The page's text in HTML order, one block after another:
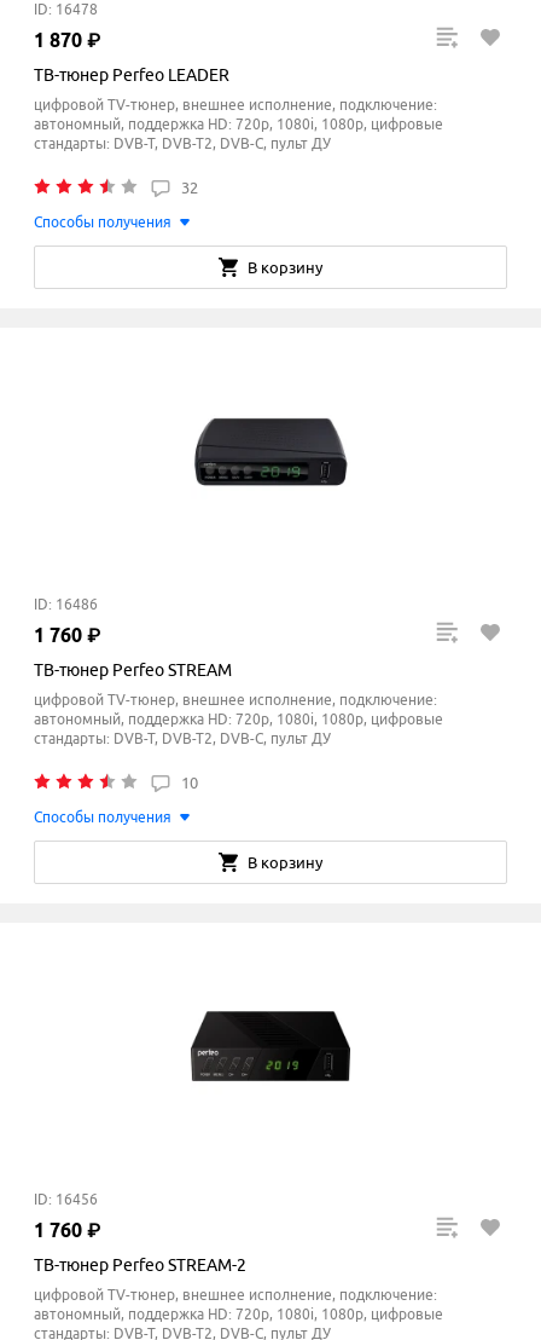
ID: 16478
1 870 ₽
ТВ-тюнер Perfeo LEADER
цифровой TV-тюнер, внешнее исполнение, подключение:
автономный, поддержка HD: 720p, 1080i, 1080p, цифровые
стандарты: DVB-T, DVB-T2, DVB-C, пульт ДУ
32
Способы получения
В корзину
ID: 16486
1 760 ₽
ТВ-тюнер Perfeo STREAM
цифровой TV-тюнер, внешнее исполнение, подключение:
автономный, поддержка HD: 720p, 1080i, 1080p, цифровые
стандарты: DVB-T, DVB-T2, DVB-C, пульт ДУ
10
Способы получения
В корзину
ID: 16456
1 760 ₽
ТВ-тюнер Perfeo STREAM-2
цифровой TV-тюнер, внешнее исполнение, подключение:
автономный, поддержка HD: 720p, 1080i, 1080p, цифровые
стандарты: DVB-T, DVB-T2, DVB-C, пульт ДУ